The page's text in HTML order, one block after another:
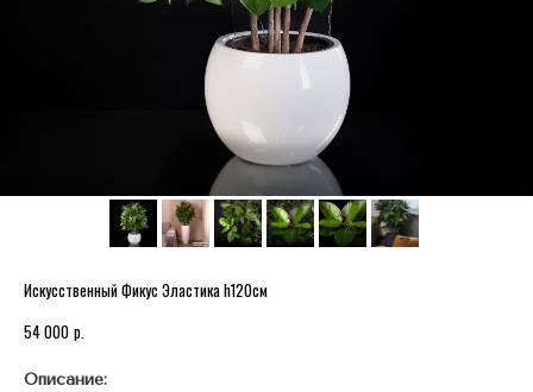
Искусственный Фикус Эластика h120см
54 000 р.
Описание: